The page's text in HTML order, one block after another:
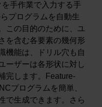
手作業で入力する手
プログラムを自動生
この目的のために、ユ
を含む各要素の幾何形
機能は、ドリル穴も自
ーザーは各形状に対し
完します。Feature-
プログラムを簡単、
で生成できます。さら